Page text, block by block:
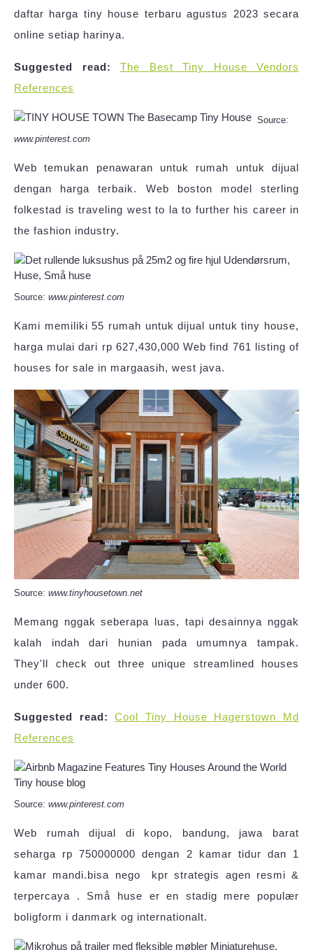
daftar harga tiny house terbaru agustus 2023 secara
online setiap harinya.
Suggested read:
The Best Tiny House Vendors
References
Source:
www.pinterest.com
Web temukan penawaran untuk rumah untuk dijual
dengan harga terbaik. Web boston model sterling
folkestad is traveling west to la to further his career in
the fashion industry.
Source: www.pinterest.com
Kami memiliki 55 rumah untuk dijual untuk tiny house,
harga mulai dari rp 627,430,000 Web find 761 listing of
houses for sale in margaasih, west java.
Source: www.tinyhousetown.net
Memang nggak seberapa luas, tapi desainnya nggak
kalah indah dari hunian pada umumnya tampak.
They'll check out three unique streamlined houses
under 600.
Suggested read:
Cool Tiny House Hagerstown Md
References
Source: www.pinterest.com
Web rumah dijual di kopo, bandung, jawa barat
seharga rp 750000000 dengan 2 kamar tidur dan 1
kamar mandi.bisa nego ️ kpr ️strategis ️agen resmi &
terpercaya ️. Små huse er en stadig mere populær
boligform i danmark og internationalt.